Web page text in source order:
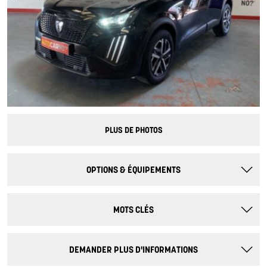
PLUS DE PHOTOS
OPTIONS & ÉQUIPEMENTS
MOTS CLÉS
DEMANDER PLUS D'INFORMATIONS